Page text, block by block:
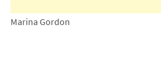
Marina Gordon